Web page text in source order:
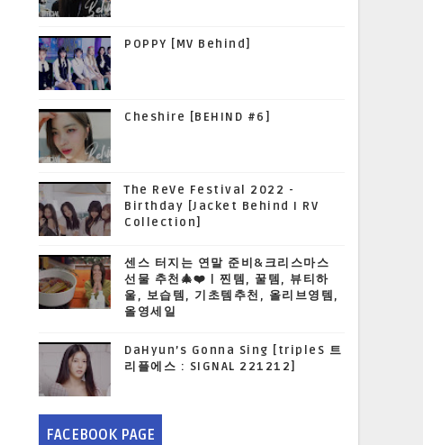
POPPY [MV Behind]
Cheshire [BEHIND #6]
The ReVe Festival 2022 -
Birthday [Jacket Behind I RV
Collection]
센스 터지는 연말 준비&크리스마스
선물 추천🎄❤️ | 찐템, 꿀템, 뷰티하
울, 보습템, 기초템추천, 올리브영템,
올영세일
DaHyun’s Gonna Sing [tripleS 트
리플에스 : SIGNAL 221212]
FACEBOOK PAGE